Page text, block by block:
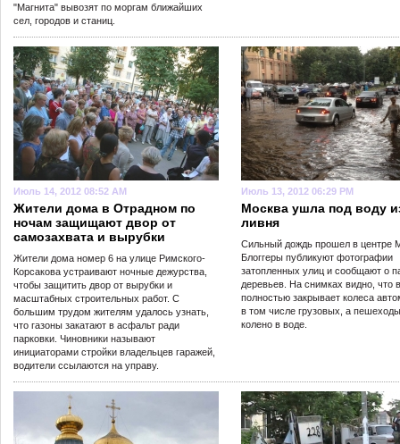
"Магнита" вывозят по моргам ближайших
сел, городов и станиц.
Июль 14, 2012 08:52 AM
Жители дома в Отрадном по
ночам защищают двор от
самозахвата и вырубки
Жители дома номер 6 на улице Римского-
Корсакова устраивают ночные дежурства,
чтобы защитить двор от вырубки и
масштабных строительных работ. С
большим трудом жителям удалось узнать,
что газоны закатают в асфальт ради
парковки. Чиновники называют
инициаторами стройки владельцев гаражей,
водители ссылаются на управу.
Июль 13, 2012 06:29 PM
Москва ушла под воду
ливня
Сильный дождь прошел в центре
Блоггеры публикуют фотографии
затопленных улиц и сообщают о
деревьев. На снимках видно, что
полностью закрывает колеса
в том числе грузовых, а
колено в воде.